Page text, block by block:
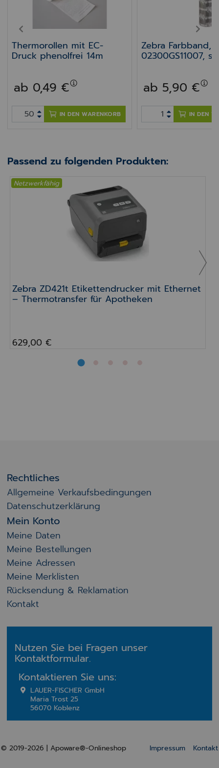
Thermorollen mit EC-
Druck phenolfrei 14m
ab 0,49 €
IN DEN WARENKORB
Zebra Farbband,
02300GS11007,
Thermotransfer
ab 5,90 €
IN DEN
PREV NEXT
Passend zu folgenden Produkten:
Zebra ZD421t Etikettendrucker mit Ethernet –
Netzwerkfähig
Zebra ZD421t Etikettendrucker mit Ethernet
– Thermotransfer für Apotheken
629,00 €
Rechtliches
Allgemeine Verkaufsbedingungen
Datenschutzerklärung
Mein Konto
Meine Daten
Meine Bestellungen
Meine Adressen
Meine Merklisten
Rücksendung & Reklamation
Kontakt
Nutzen Sie bei Fragen unser
Kontaktformular.
Kontaktieren Sie uns:
LAUER-FISCHER GmbH
Maria Trost 25
56070 Koblenz
© 2019-2026 | Apoware®-Onlineshop Impressum Kontakt